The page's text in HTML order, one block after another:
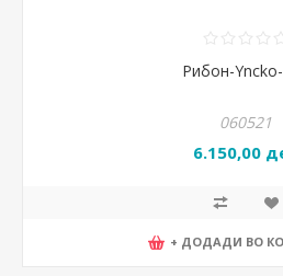
Рибон-
060521
6.150,00
+ ДОДАДИ ВО